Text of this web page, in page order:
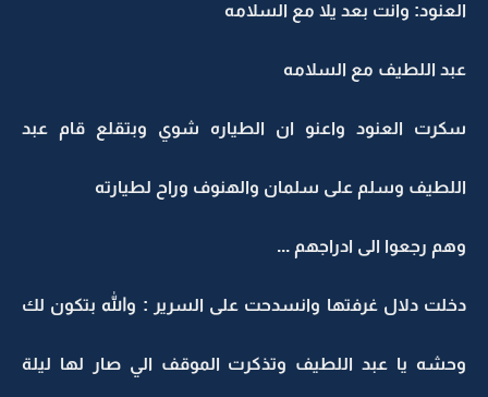
العنود: وانت بعد يلا مع السلامه
عبد اللطيف مع السلامه
سكرت العنود واعنو ان الطياره شوي وبتقلع قام عبد
اللطيف وسلم على سلمان والهنوف وراح لطيارته
وهم رجعوا الى ادراجهم ...
دخلت دلال غرفتها وانسدحت على السرير : والله بتكون لك
وحشه يا عبد اللطيف وتذكرت الموقف الي صار لها ليلة